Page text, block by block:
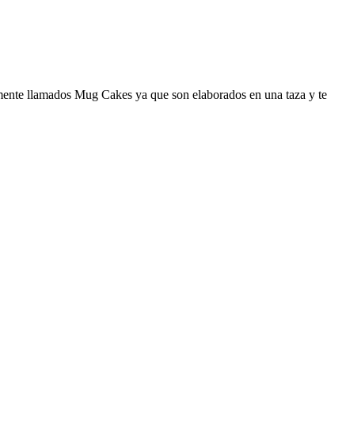
llamados Mug Cakes ya que son elaborados en una taza y te